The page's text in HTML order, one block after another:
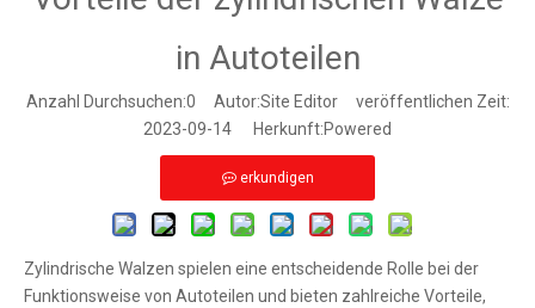
in Autoteilen
Anzahl Durchsuchen:0 Autor:Site Editor veröffentlichen Zeit:
2023-09-14 Herkunft:Powered
erkundigen
Zylindrische Walzen spielen eine entscheidende Rolle bei der
Funktionsweise von Autoteilen und bieten zahlreiche Vorteile,